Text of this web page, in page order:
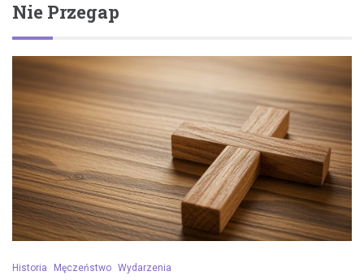
Nie Przegap
Historia Męczeństwo Wydarzenia